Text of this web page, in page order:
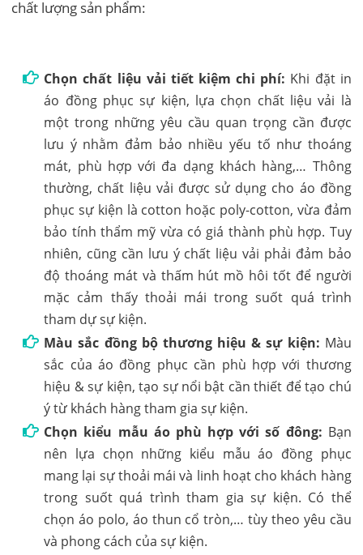
chất lượng sản phẩm:
Chọn chất liệu vải tiết kiệm chi phí: Khi đặt in
áo đồng phục sự kiện, lựa chọn chất liệu vải là
một trong những yêu cầu quan trọng cần được
lưu ý nhằm đảm bảo nhiều yếu tố như thoáng
mát, phù hợp với đa dạng khách hàng,… Thông
thường, chất liệu vải được sử dụng cho áo đồng
phục sự kiện là cotton hoặc poly-cotton, vừa đảm
bảo tính thẩm mỹ vừa có giá thành phù hợp. Tuy
nhiên, cũng cần lưu ý chất liệu vải phải đảm bảo
độ thoáng mát và thấm hút mồ hôi tốt để người
mặc cảm thấy thoải mái trong suốt quá trình
tham dự sự kiện.
Màu sắc đồng bộ thương hiệu & sự kiện: Màu
sắc của áo đồng phục cần phù hợp với thương
hiệu & sự kiện, tạo sự nổi bật cần thiết để tạo chú
ý từ khách hàng tham gia sự kiện.
Chọn kiểu mẫu áo phù hợp với số đông: Bạn
nên lựa chọn những kiểu mẫu áo đồng phục
mang lại sự thoải mái và linh hoạt cho khách hàng
trong suốt quá trình tham gia sự kiện. Có thể
chọn áo polo, áo thun cổ tròn,… tùy theo yêu cầu
và phong cách của sự kiện.